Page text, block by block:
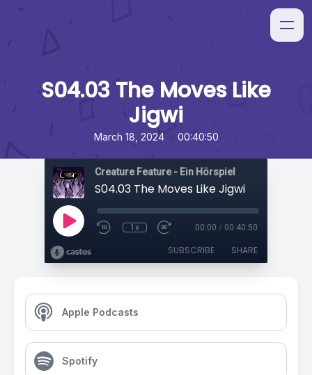
S04.03 The Moves Like
Jigwi
March 18, 2024 • 00:40:50
Creature Feature - Ein Hörspiel
S04.03 The Moves Like Jigwi
1x 00:00 / 00:40:50
SUBSCRIBE SHARE
Apple Podcasts
Spotify